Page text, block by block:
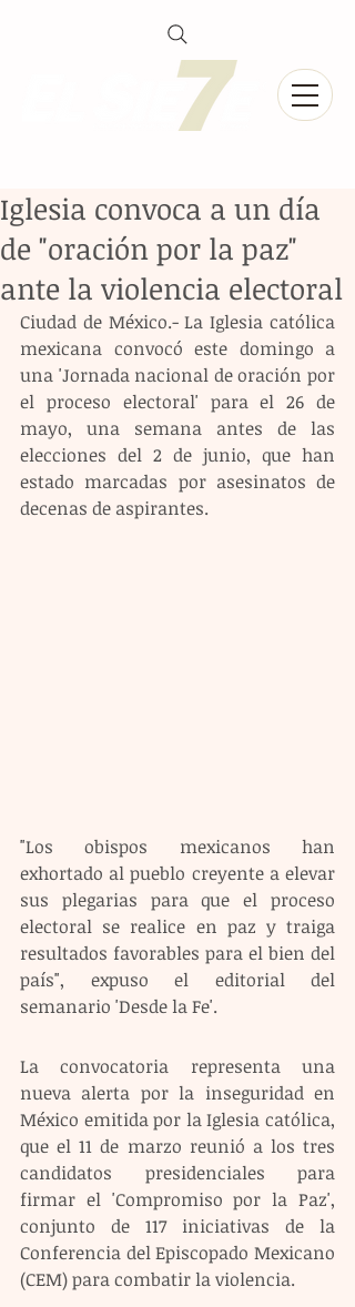
Iglesia convoca a un día
de "oración por la paz"
ante la violencia electoral
Ciudad de México.- La Iglesia católica
mexicana convocó este domingo a
una 'Jornada nacional de oración por
el proceso electoral' para el 26 de
mayo, una semana antes de las
elecciones del 2 de junio, que han
estado marcadas por asesinatos de
decenas de aspirantes.
"Los obispos mexicanos han
exhortado al pueblo creyente a elevar
sus plegarias para que el proceso
electoral se realice en paz y traiga
resultados favorables para el bien del
país", expuso el editorial del
semanario 'Desde la Fe'.
La convocatoria representa una
nueva alerta por la inseguridad en
México emitida por la Iglesia católica,
que el 11 de marzo reunió a los tres
candidatos presidenciales para
firmar el 'Compromiso por la Paz',
conjunto de 117 iniciativas de la
Conferencia del Episcopado Mexicano
(CEM) para combatir la violencia.